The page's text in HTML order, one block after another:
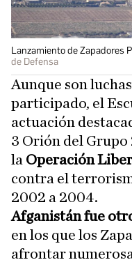
Lanzamiento de Zapadores
de Defensa
Aunque son
participado, el
actuación
3 Orión del
la Operación
contra el
2002 a 2004.
Afganistán fue
en los que los
afrontar